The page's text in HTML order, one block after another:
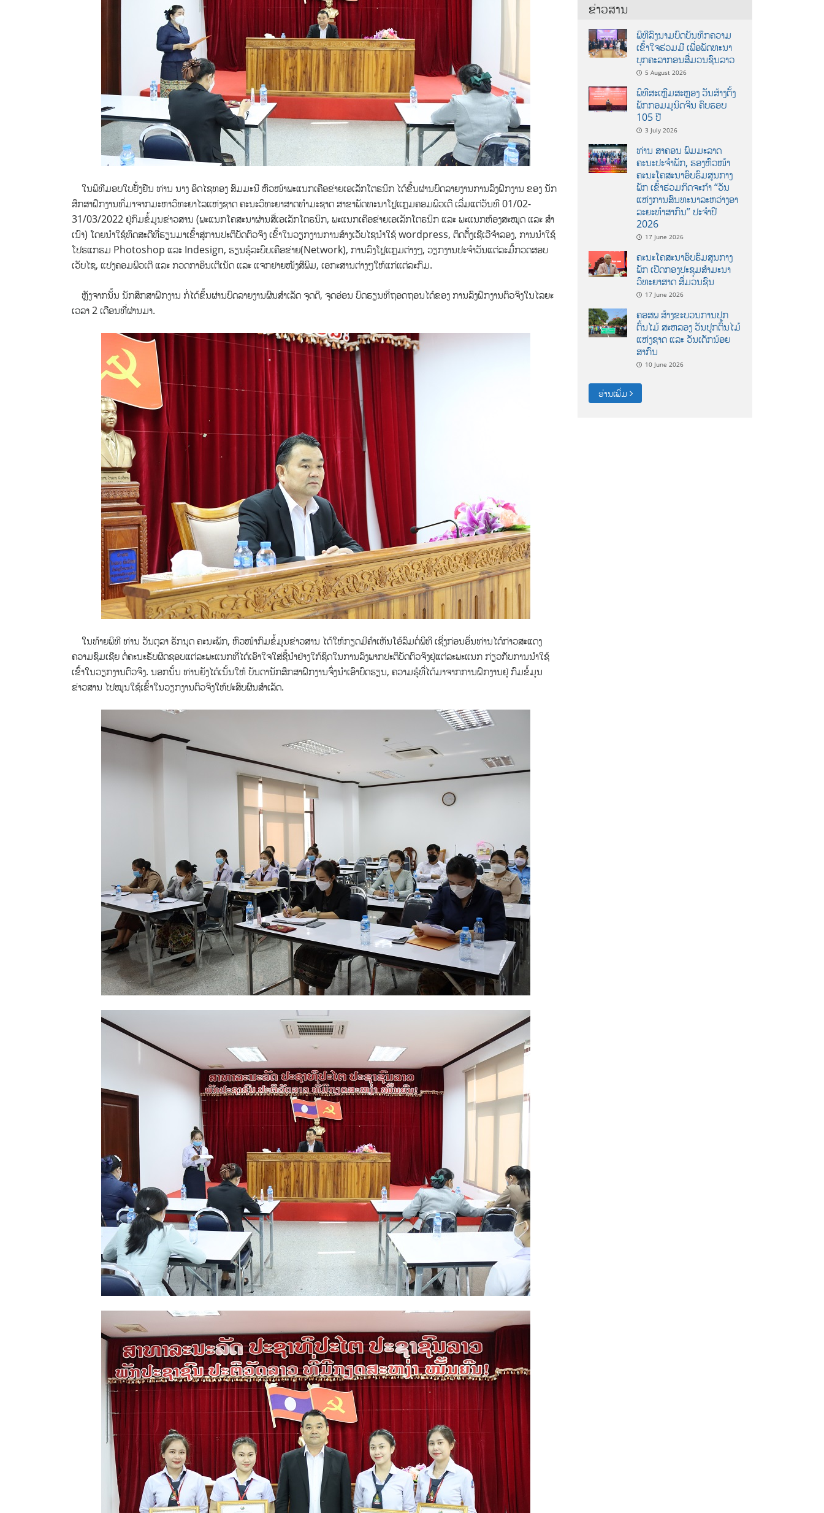
ໃນພິທີມອບໃບຢັ້ງຢືນ ທ່ານ ນາງ ອິດໄຊທອງ ສົມມະນີ ຫົວໜ້າພະແນກເຄືອຂ່າຍເອເລັກໂຕຣນິກ ໄດ້ຂື້ນຜ່ານບົດລາຍງານການລົງຝຶກງານ ຂອງ ນັກ
ສຶກສາຝຶກງານທີ່ມາຈາກມະຫາວິທະຍາໄລແຫ່ງຊາດ ຄະນະວິທະຍາສາດທຳມະຊາດ ສາຂາພັດທະນາໂປຼແກຼມຄອມພິວເຕີ ເລີ່ມແຕ່ວັນທີ 01/02-
31/03/2022 ຢູ່ກົມຂໍ້ມູນຂ່າວສານ (ພະແນກໂຄສະນາຜ່ານສື່ເອເລັກໂຕຣນິກ, ພະແນກເຄືອຂ່າຍເອເລັກໂຕຣນິກ ແລະ ພະແນກຫ້ອງສະໝຸດ ແລະ ສໍາ
ເນົາ) ໂດຍນໍາໃຊ້ທິດສະດີທີ່ຮຽນມາເຂົ້າສູ່ການປະຕິບັດຕົວຈິງ ເຂົ້າໃນວຽກງານການສ້າງເວັບໄຊນຳໃຊ້ wordpress, ຕິດຕັ້ງເຊີເວີຈຳລອງ, ການນຳໃຊ້
ໂປຣແກຣມ Photoshop ແລະ Indesign, ຮຽນຮູ້ລະບົບເຄືອຂ່າຍ(Network), ການລົງໂປຼແກຼມຕ່າງໆ, ວຽກງານປະຈຳວັນແຕ່ລະມື້ກວດສອບ
ເວັບໄຊ, ແປງຄອມພີວເຕີ ແລະ ກວດກາອິນເຕີເນັດ ແລະ ແຈກຢາຍໜັງສືພິມ, ເອກະສານຕ່າງໆໃຫ້ແກ່ແຕ່ລະກົມ.
ຫຼັງຈາກນັ້ນ ນັກສຶກສາຝຶກງານ ກໍ່ໄດ້ຂຶ້ນຜ່ານບົດລາຍງານຜົນສໍາເລັດ ຈຸດດີ, ຈຸດອ່ອນ ບົດຮຽນທີ່ຖອດຖອນໄດ້ຂອງ ການລົງຝຶກງານຕົວຈິງໃນໄລຍະ
ເວລາ 2 ເດືອນທີ່ຜ່ານມາ.
ໃນທ້າຍພິທີ ທ່ານ ວັນຕຸລາ ຣັກນຸດ ຄະນະພັກ, ຫົວໜ້າກົມຂໍ້ມູນຂ່າວສານ ໄດ້ໃຫ້ກຽດມີຄໍາເຫັນໂອ້ລົມຕໍ່ພິທີ ເຊີ່ງກ່ອນອຶ່ນທ່ານໄດ້ກ່າວສະແດງ
ຄວາມຊົມເຊີຍ ຕໍ່ຄະນະຮັບຜິດຊອບແຕ່ລະພະແນກທີ່ໄດ້ເອົາໃຈໃສ່ຊີ້ນຳຢ່າງໃກ້ຊິດໃນການລົງພາກປະຕິບັດຕົວຈິງຢູ່ແຕ່ລະພະແນກ ກ່ຽວກັບການນຳໃຊ້
ເຂົ້າໃນວຽກງານຕົວຈິງ. ນອກນັ້ນ ທ່ານຍັງໄດ້ເນັ້ນໃຫ້ ບັນດານັກສຶກສາຝຶກງານຈົ່ງນໍາເອົາບົດຮຽນ, ຄວາມຮູ້ທີ່ໄດ້ມາຈາກການຝຶກງານຢູ່ ກົມຂໍ້ມູນ
ຂ່າວສານ ໄປໝູນໃຊ້ເຂົ້າໃນວຽກງານຕົວຈິງໃຫ້ປະສົບຜົນສໍາເລັດ.
ຂ່າວສານ
ພິທີລົງນາມບົດບັນທຶກຄວາມ
ເຂົ້າໃຈຮ່ວມມື ເພື່ອພັດທະນາ
ບຸກຄະລາກອນສື່ມວນຊົນລາວ
5 August 2026
ພິທີສະເຫຼີມສະຫຼອງ ວັນສ້າງຕັ້ງ
ພັກກອມມູນິດຈີນ ຄົບຮອບ
105 ປີ
3 July 2026
ທ່ານ ສາຄອນ ພົມມະລາດ
ຄະນະປະຈໍາພັກ, ຮອງຫົວໜ້າ
ຄະນະໂຄສະນາອົບຮົມສູນກາງ
ພັກ ເຂົ້າຮ່ວມກິດຈະກຳ “ວັນ
ແຫ່ງການສົນທະນາລະຫວ່າງອາ
ລະຍະທຳສາກົນ” ປະຈຳປີ
2026
17 June 2026
ຄະນະໂຄສະນາອົບຮົມສູນກາງ
ພັກ ເປີດກອງປະຊຸມສຳມະນາ
ວິທະຍາສາດ ສຶ່ມວນຊົນ
17 June 2026
ຄອສພ ສ້າງຂະບວນການປູກ
ຕົ້ນໄມ້ ສະຫລອງ ວັນປູກຕົ້ນໄມ້
ແຫ່ງຊາດ ແລະ ວັນເດັກນ້ອຍ
ສາກົນ
10 June 2026
ອ່ານເພີ່ມ